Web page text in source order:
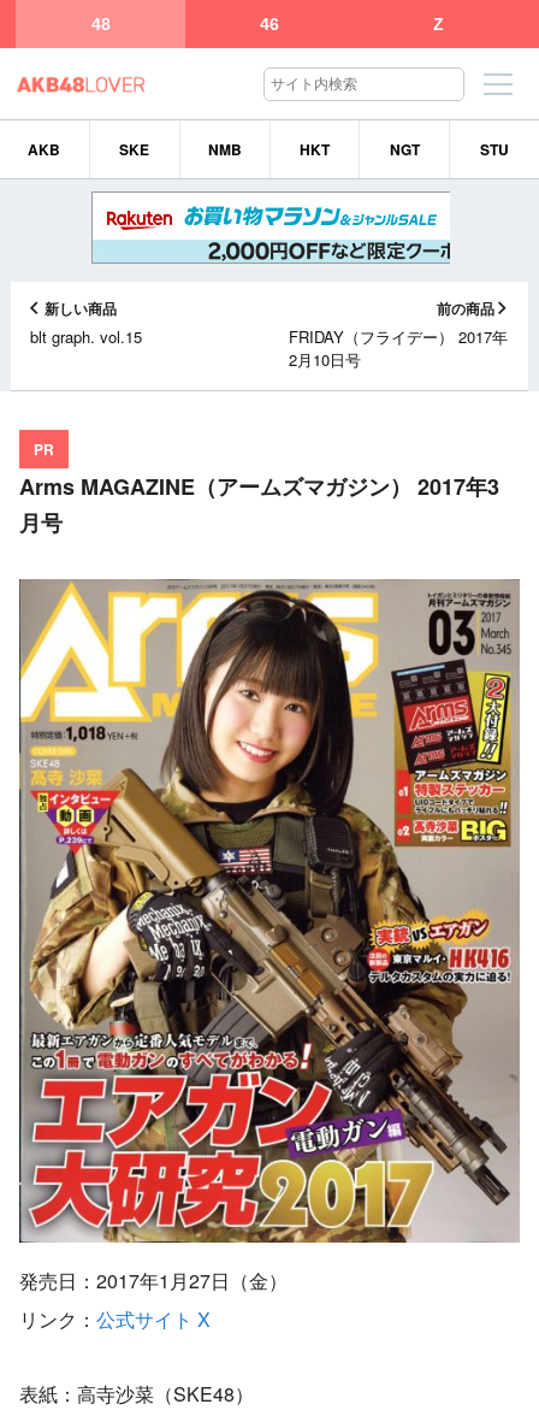
48 46 Z
AKB SKE NMB HKT NGT STU
新しい商品
blt graph. vol.15
前の商品
FRIDAY（フライデー） 2017年
2月10日号
PR
Arms MAGAZINE（アームズマガジン） 2017年3
月号
発売日：2017年1月27日（金）
リンク： 公式サイト X
表紙：高寺沙菜（SKE48）